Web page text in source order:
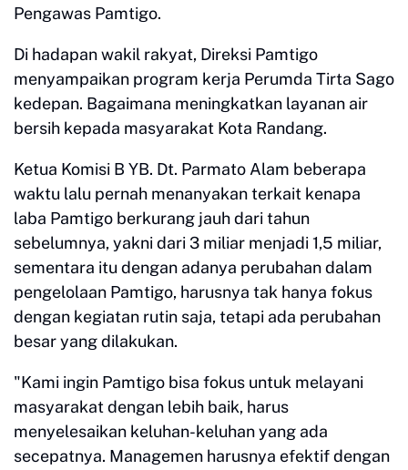
Pengawas Pamtigo.
Di hadapan wakil rakyat, Direksi Pamtigo
menyampaikan program kerja Perumda Tirta Sago
kedepan. Bagaimana meningkatkan layanan air
bersih kepada masyarakat Kota Randang.
Ketua Komisi B YB. Dt. Parmato Alam beberapa
waktu lalu pernah menanyakan terkait kenapa
laba Pamtigo berkurang jauh dari tahun
sebelumnya, yakni dari 3 miliar menjadi 1,5 miliar,
sementara itu dengan adanya perubahan dalam
pengelolaan Pamtigo, harusnya tak hanya fokus
dengan kegiatan rutin saja, tetapi ada perubahan
besar yang dilakukan.
"Kami ingin Pamtigo bisa fokus untuk melayani
masyarakat dengan lebih baik, harus
menyelesaikan keluhan-keluhan yang ada
secepatnya. Managemen harusnya efektif dengan